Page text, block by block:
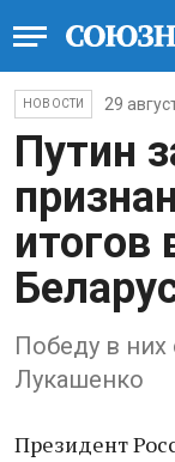
НОВОСТИ 29
Путин
итогов
Победу в
Лукашенко
Президент